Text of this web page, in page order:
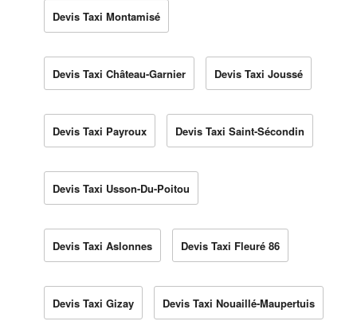
Devis Taxi Montamisé
Devis Taxi Château-Garnier Devis Taxi Joussé
Devis Taxi Payroux Devis Taxi Saint-Sécondin
Devis Taxi Usson-Du-Poitou
Devis Taxi Aslonnes Devis Taxi Fleuré 86
Devis Taxi Gizay Devis Taxi Nouaillé-Maupertuis